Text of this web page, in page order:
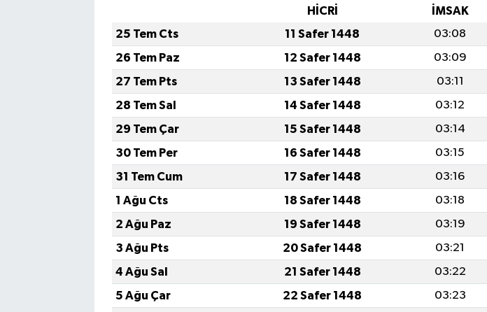
HİCRİ İMSAK
25 Tem Cts
11 Safer 1448 03:08
26 Tem Paz
12 Safer 1448 03:09
27 Tem Pts
13 Safer 1448 03:11
28 Tem Sal
14 Safer 1448 03:12
29 Tem Çar
15 Safer 1448 03:14
30 Tem Per
16 Safer 1448 03:15
31 Tem Cum
17 Safer 1448 03:16
1 Ağu Cts
18 Safer 1448 03:18
2 Ağu Paz
19 Safer 1448 03:19
3 Ağu Pts
20 Safer 1448 03:21
4 Ağu Sal
21 Safer 1448 03:22
5 Ağu Çar
22 Safer 1448 03:23